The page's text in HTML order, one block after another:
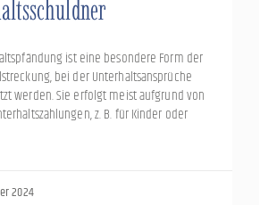
ist eine besondere Form der
bei der Unterhaltsansprüche
werden. Sie erfolgt meist aufgrund von
z. B. für Kinder oder
2024